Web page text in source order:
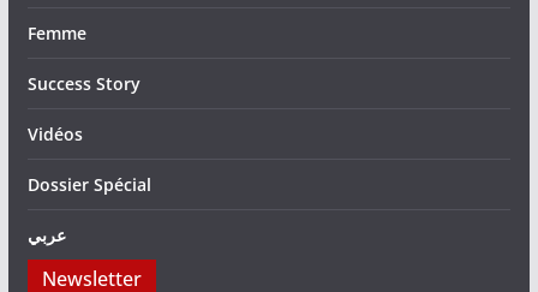
Femme
Success Story
Vidéos
Dossier Spécial
عربي
Newsletter